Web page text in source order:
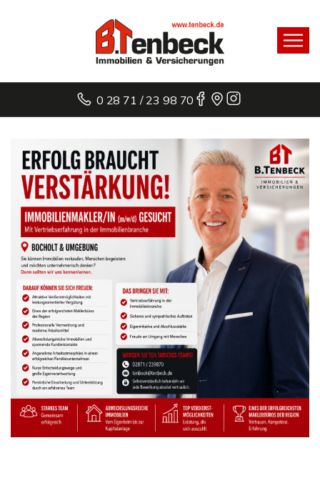
0 28 71 / 23 98 70